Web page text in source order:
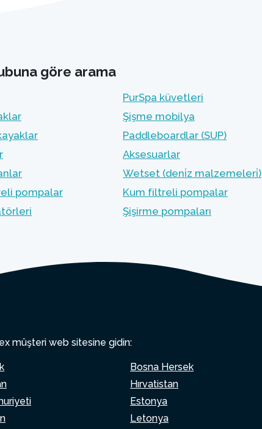
göre arama
PurSpa küvetleri
Şişme mobilya
Paddleboardlar (SUP)
Aksesuarlar
Wetset (deni̇z malzemeleri̇)
pompalar
Kum filtreli pompalar
Şişirme pompaları
müşteri web sitesine gidin:
Bosna Hersek
Hırvatistan
Estonya
Letonya